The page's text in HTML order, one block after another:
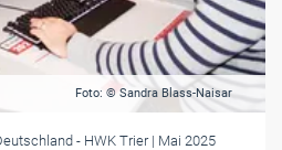
Foto: © Sandra Blass-Naisar
- HWK Trier | Mai 2025